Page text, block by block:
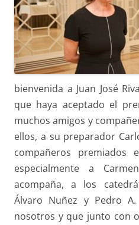
bienvenida a Juan José
que haya aceptado el
muchos amigos y
ellos, a su preparador
compañeros premiados
especialmente a
acompaña, a los
Álvaro Nuñez y Pedro
nosotros y que junto con